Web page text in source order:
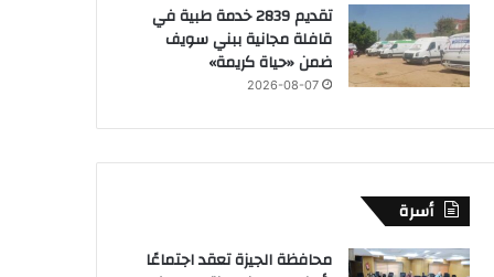
تقديم 2839 خدمة طبية في
قافلة مجانية ببني سويف
ضمن «حياة كريمة»
2026-08-07
أسرة
محافظة الجيزة تعقد اجتماعًا